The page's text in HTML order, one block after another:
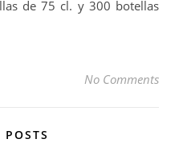
de 75 cl. y 300 botellas
No Comments
POSTS